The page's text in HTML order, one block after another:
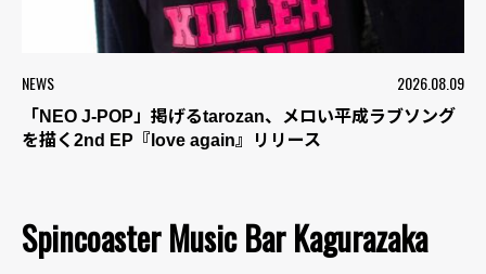
NEWS 2026.08.09
「NEO J-POP」掲げるtarozan、メロい平成ラブソング
を描く2nd EP『love again』リリース
Spincoaster Music Bar Kagurazaka